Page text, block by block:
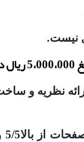
نظریه و